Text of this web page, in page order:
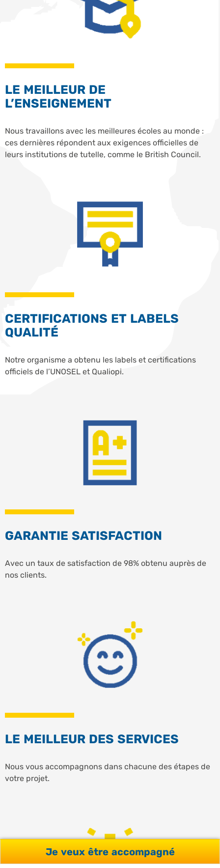
LE MEILLEUR DE
L’ENSEIGNEMENT
Nous travaillons avec les meilleures écoles au monde :
ces dernières répondent aux exigences officielles de
leurs institutions de tutelle, comme le British Council.
CERTIFICATIONS ET LABELS
QUALITÉ
Notre organisme a obtenu les labels et certifications
officiels de l’UNOSEL et Qualiopi.
GARANTIE SATISFACTION
Avec un taux de satisfaction de 98% obtenu auprès de
nos clients.
LE MEILLEUR DES SERVICES
Nous vous accompagnons dans chacune des étapes de
votre projet.
Je veux être accompagné